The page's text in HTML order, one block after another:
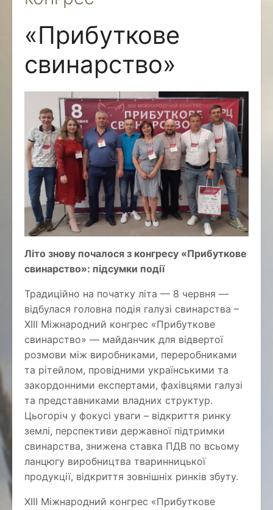
«Прибуткове
свинарство»
Літо знову почалося з конгресу «Прибуткове
свинарство»: підсумки події
Традиційно на початку літа — 8 червня —
відбулася головна подія галузі свинарства –
ХІІІ Міжнародний конгрес «Прибуткове
свинарство» — майданчик для відвертої
розмови між виробниками, переробниками
та рітейлом, провідними українськими та
закордонними експертами, фахівцями галузі
та представниками владних структур.
Цьогоріч у фокусі уваги – відкриття ринку
землі, перспективи державної підтримки
свинарства, знижена ставка ПДВ по всьому
ланцюгу виробництва тваринницької
продукції, відкриття зовнішніх ринків збуту.
ХІІІ Міжнародний конгрес «Прибуткове